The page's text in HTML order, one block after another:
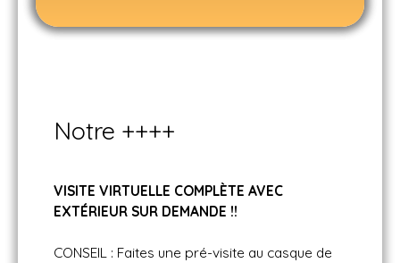
Notre ++++
VISITE VIRTUELLE COMPLÈTE AVEC
EXTÉRIEUR SUR DEMANDE !!
CONSEIL : Faites une pré-visite au casque de